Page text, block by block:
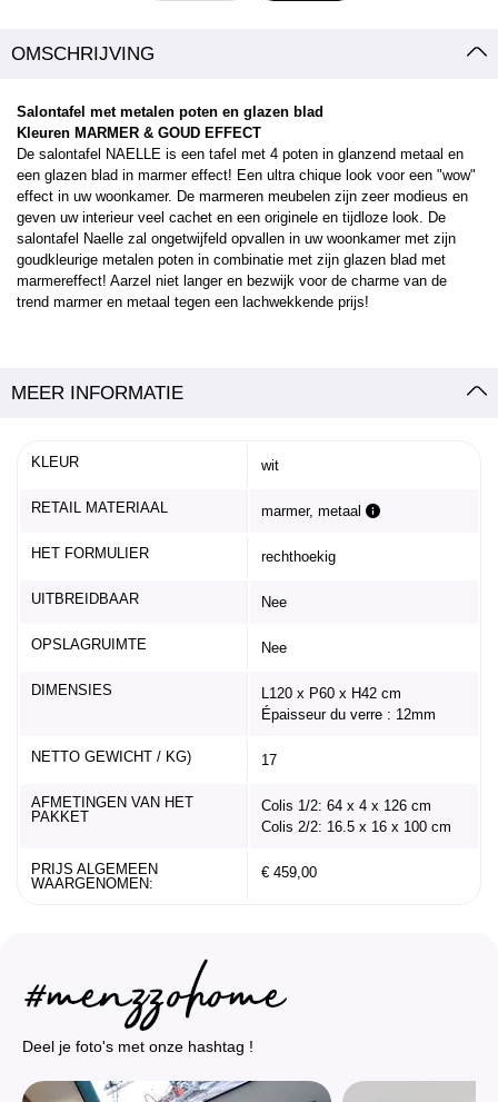
OMSCHRIJVING
Salontafel met metalen poten en glazen blad
Kleuren MARMER & GOUD EFFECT
De salontafel NAELLE is een tafel met 4 poten in glanzend metaal en
een glazen blad in marmer effect! Een ultra chique look voor een "wow"
effect in uw woonkamer. De marmeren meubelen zijn zeer modieus en
geven uw interieur veel cachet en een originele en tijdloze look. De
salontafel Naelle zal ongetwijfeld opvallen in uw woonkamer met zijn
goudkleurige metalen poten in combinatie met zijn glazen blad met
marmereffect! Aarzel niet langer en bezwijk voor de charme van de
trend marmer en metaal tegen een lachwekkende prijs!
MEER INFORMATIE
KLEUR wit
RETAIL MATERIAAL marmer, metaal
HET FORMULIER rechthoekig
UITBREIDBAAR Nee
OPSLAGRUIMTE Nee
DIMENSIES
L120 x P60 x H42 cm
Épaisseur du verre : 12mm
NETTO GEWICHT / KG) 17
AFMETINGEN VAN HET
PAKKET
Colis 1/2: 64 x 4 x 126 cm
Colis 2/2: 16.5 x 16 x 100 cm
PRIJS ALGEMEEN
WAARGENOMEN:
€ 459,00
Deel je foto's met onze hashtag !